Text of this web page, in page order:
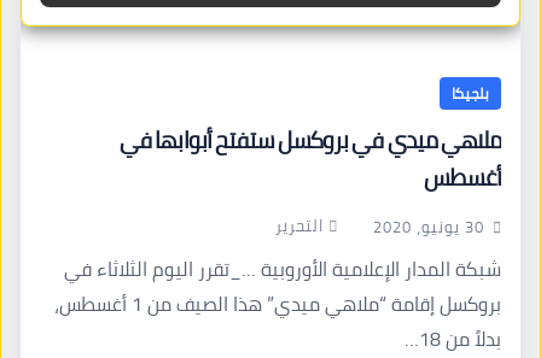
بلجيكا
ملاهي ميدي في بروكسل ستفتح أبوابها في
أغسطس
30 يونيو، 2020 التحرير
شبكة المدار الإعلامية الأوروبية …_تقرر اليوم الثلاثاء في
بروكسل إقامة “ملاهي ميدي” هذا الصيف من 1 أغسطس،
بدلاً من 18…